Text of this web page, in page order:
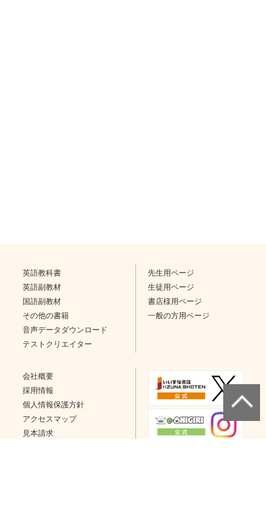
英語教科書
英語副教材
国語副教材
その他の書籍
音声データダウンロード
テストクリエイター
先生用ページ
生徒用ページ
書店様用ページ
一般の方用ページ
会社概要
採用情報
個人情報保護方針
アクセスマップ
見本請求